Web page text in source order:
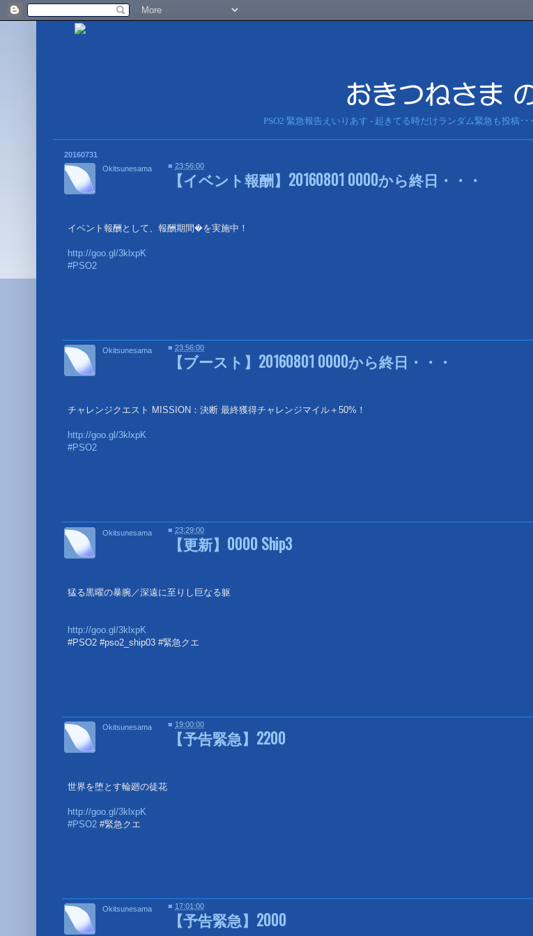
PSO2 緊急報告えいりあす - 起きてる時だけランダム緊急も投稿･･･
20160731
【イベント報酬】20160801 0000から終日・・・
イベント報酬として、報酬期間�を実施中！
http://goo.gl/3klxpK
#PSO2
Okitsunesama ■23:56:00
【ブースト】20160801 0000から終日・・・
チャレンジクエスト MISSION：決断 最終獲得チャレンジマイル＋50%！
http://goo.gl/3klxpK
#PSO2
Okitsunesama ■23:56:00
【更新】0000 Ship3
猛る黒曜の暴腕／深遠に至りし巨なる躯
http://goo.gl/3klxpK
#PSO2 #pso2_ship03 #緊急クエ
Okitsunesama ■23:29:00
【予告緊急】2200
世界を堕とす輪廻の徒花
http://goo.gl/3klxpK
#PSO2 #緊急クエ
Okitsunesama ■ 19:00:00
【予告緊急】2000
Okitsunesama ■ 17:01:00